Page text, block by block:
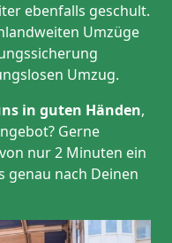
ebenfalls geschult.
Umzüge
Umzug.
in guten Händen,
Gerne
nur 2 Minuten ein
genau nach Deinen